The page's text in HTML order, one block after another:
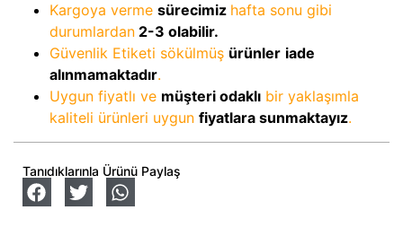
Kargoya verme sürecimiz hafta sonu gibi
durumlardan 2-3 olabilir.
Güvenlik Etiketi sökülmüş ürünler iade
alınmamaktadır.
Uygun fiyatlı ve müşteri odaklı bir yaklaşımla
kaliteli ürünleri uygun fiyatlara sunmaktayız.
Tanıdıklarınla Ürünü Paylaş